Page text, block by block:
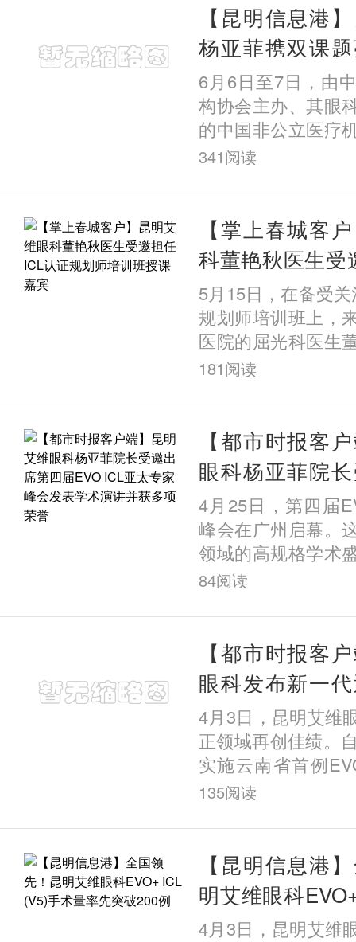
【昆明信息港
杨亚菲携双课
立眼科第十届
老年屈光疑难诊
6月6日至7日，由
构协会主办、其眼
的中国非公立医疗
委员会第十届学术
公立
341阅读
【掌上春城客
科董艳秋医生受
规划师培训班授
5月15日，在备受
规划师培训班上，
医院的屈光科医生
课嘉宾，并以《
量临床案
181阅读
【都市时报客
眼科杨亚菲院
届EVO ICL亚太
术演讲并获多项
4月25日，第四届
峰会在广州启幕。
领域的高规格学术
多个国家的顶尖专
明艾维眼科医院荣
术卓越成就奖”；
ICL手术量突破
五），荣膺“个人
例专家大奖”。更令
全英文主题演讲分
84阅读
【都市时报客
眼科发布新一
EVO+ICL（V5
果
4月3日，昆明艾维
正领域再创佳绩。
实施云南省首例
植入近视手术以来
破这一数量的眼科
沿技术，为何能在
城昆明实现规模化
访发现，答案藏在
院二十六年的深耕
135阅读
【昆明信息港
明艾维眼科
量率先突破200例
4月3日，昆明艾维